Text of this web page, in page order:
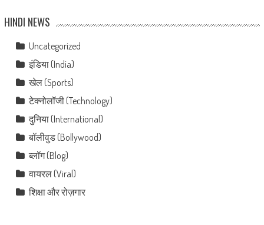
HINDI NEWS
Uncategorized
इंडिया (India)
खेल (Sports)
टेक्नोलॉजी (Technology)
दुनिया (International)
बॉलीवुड (Bollywood)
ब्लॉग (Blog)
वायरल (Viral)
शिक्षा और रोज़गार